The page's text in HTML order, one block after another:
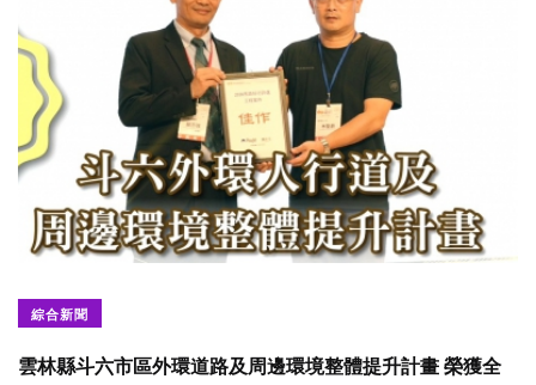
綜合新聞
雲林縣斗六市區外環道路及周邊環境整體提升計畫 榮獲全